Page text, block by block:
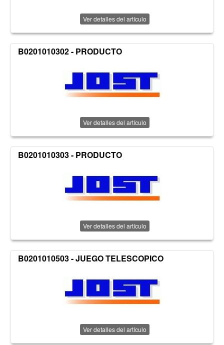
Ver detalles del artículo
B0201010302 - PRODUCTO
Ver detalles del artículo
B0201010303 - PRODUCTO
Ver detalles del artículo
B0201010503 - JUEGO TELESCOPICO
Ver detalles del artículo